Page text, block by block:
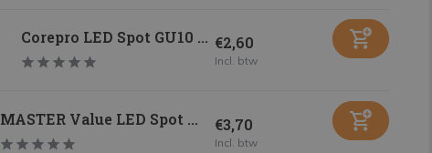
Corepro LED Spot GU10 ... €2,60
Incl. btw
MASTER Value LED Spot ... €3,70
Incl. btw